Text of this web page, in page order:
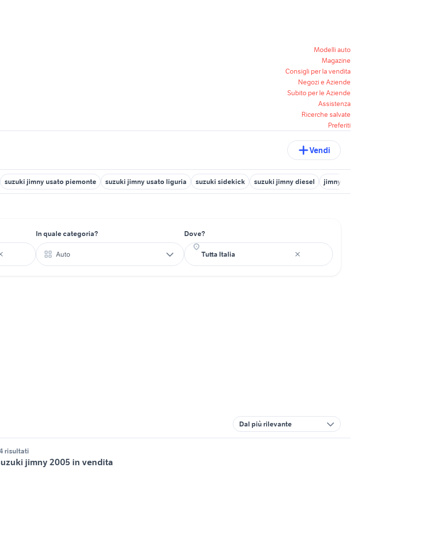
Modelli auto
Magazine
Consigli per la vendita
Negozi e Aziende
Subito per le Aziende
Assistenza
Ricerche salvate
Preferiti
Vendi
suzuki jimny usato piemonte suzuki jimny usato liguria suzuki sidekick suzuki jimny diesel jimny 2015
In quale categoria?
Auto
Dove?
Dal più rilevante
risultati
jimny 2005 in vendita